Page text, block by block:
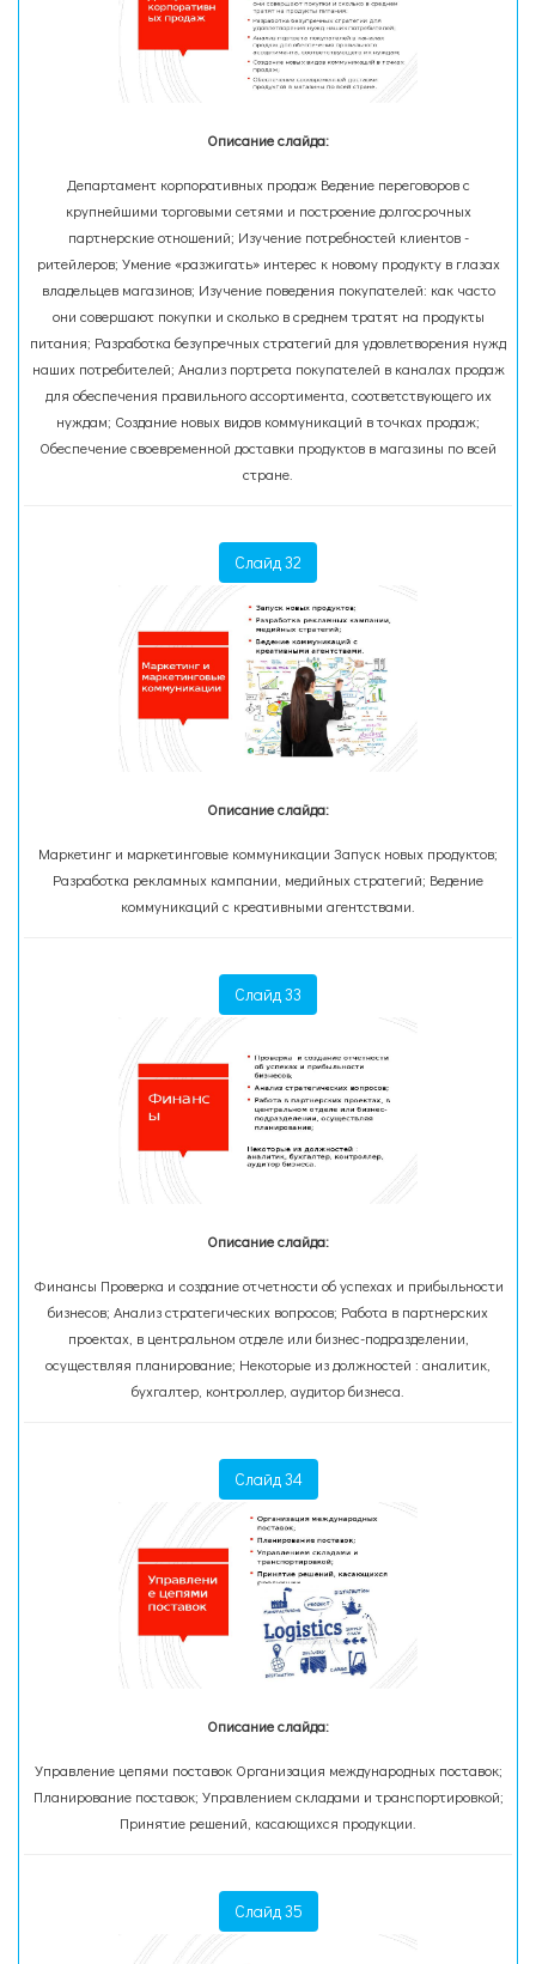
Описание слайда:
Департамент корпоративных продаж Ведение переговоров с
крупнейшими торговыми сетями и построение долгосрочных
партнерские отношений; Изучение потребностей клиентов -
ритейлеров; Умение «разжигать» интерес к новому продукту в глазах
владельцев магазинов; Изучение поведения покупателей: как часто
они совершают покупки и сколько в среднем тратят на продукты
питания; Разработка безупречных стратегий для удовлетворения нужд
наших потребителей; Анализ портрета покупателей в каналах продаж
для обеспечения правильного ассортимента, соответствующего их
нуждам; Создание новых видов коммуникаций в точках продаж;
Обеспечение своевременной доставки продуктов в магазины по всей
стране.
Слайд 32
Описание слайда:
Маркетинг и маркетинговые коммуникации Запуск новых продуктов;
Разработка рекламных кампании, медийных стратегий; Ведение
коммуникаций с креативными агентствами.
Слайд 33
Описание слайда:
Финансы Проверка и создание отчетности об успехах и прибыльности
бизнесов; Анализ стратегических вопросов; Работа в партнерских
проектах, в центральном отделе или бизнес-подразделении,
осуществляя планирование; Некоторые из должностей : аналитик,
бухгалтер, контроллер, аудитор бизнеса.
Слайд 34
Описание слайда:
Управление цепями поставок Организация международных поставок;
Планирование поставок; Управлением складами и транспортировкой;
Принятие решений, касающихся продукции.
Слайд 35